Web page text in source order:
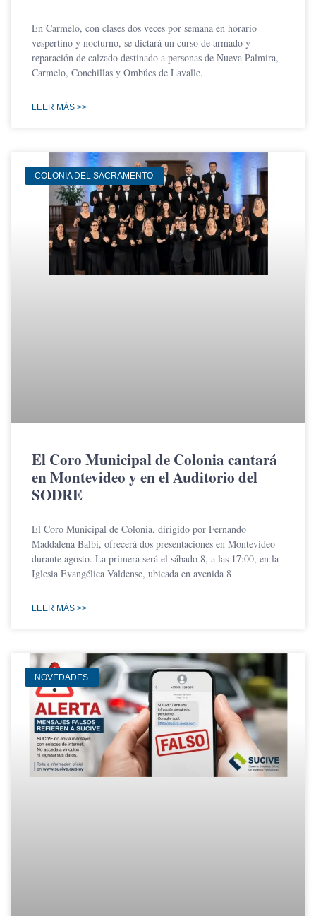
En Carmelo, con clases dos veces por semana en horario
vespertino y nocturno, se dictará un curso de armado y
reparación de calzado destinado a personas de Nueva Palmira,
Carmelo, Conchillas y Ombúes de Lavalle.
LEER MÁS >>
COLONIA DEL SACRAMENTO
El Coro Municipal de Colonia cantará
en Montevideo y en el Auditorio del
SODRE
El Coro Municipal de Colonia, dirigido por Fernando
Maddalena Balbi, ofrecerá dos presentaciones en Montevideo
durante agosto. La primera será el sábado 8, a las 17:00, en la
Iglesia Evangélica Valdense, ubicada en avenida 8
LEER MÁS >>
NOVEDADES